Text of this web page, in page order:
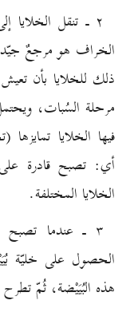
۲ ـ تنقل
الخراف هو مرجعٌ جيّد
ذلك للخلايا بأن
مرحلة السُبات،
فيها الخلايا
أي: تصبح قادرة
الخلايا المختلفة.
۳ ـ عندما
الحصول على خليّة
هذه البُيَيْضة، ثُمّ